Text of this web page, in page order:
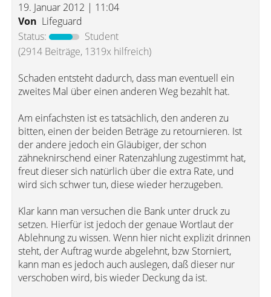
19. Januar 2012 | 11:04
Von Lifeguard
Status:
Student
(2914 Beiträge, 1319x hilfreich)
Schaden entsteht dadurch, dass man eventuell ein
zweites Mal über einen anderen Weg bezahlt hat.
Am einfachsten ist es tatsächlich, den anderen zu
bitten, einen der beiden Beträge zu retournieren. Ist
der andere jedoch ein Gläubiger, der schon
zähneknirschend einer Ratenzahlung zugestimmt hat,
freut dieser sich natürlich über die extra Rate, und
wird sich schwer tun, diese wieder herzugeben.
Klar kann man versuchen die Bank unter druck zu
setzen. Hierfür ist jedoch der genaue Wortlaut der
Ablehnung zu wissen. Wenn hier nicht explizit drinnen
steht, der Auftrag wurde abgelehnt, bzw Storniert,
kann man es jedoch auch auslegen, daß dieser nur
verschoben wird, bis wieder Deckung da ist.